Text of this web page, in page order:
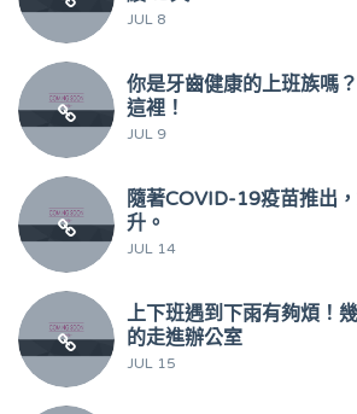
JUL 8
你是牙齒健康的上班族嗎
這裡！
JUL 9
隨著COVID-19疫苗推出
升。
JUL 14
上下班遇到下雨有夠煩！
的走進辦公室
JUL 15